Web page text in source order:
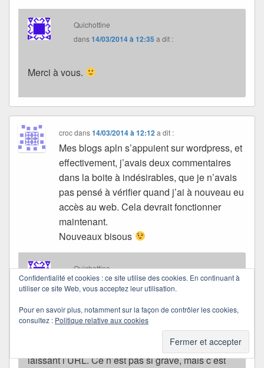
Quichottine
dans14/03/2014 à 12:35 a dit :
Merci à vous.
crocdans14/03/2014 à 12:12 a dit :
Mes blogs apln s’appuient sur wordpress, et
effectivement, j’avais deux commentaires
dans la boite à indésirables, que je n’avais
pas pensé à vérifier quand j’ai à nouveau eu
accès au web. Cela devrait fonctionner
maintenant.
Nouveaux bisous
Quichottine
dans14/03/2014 à 12:36a dit :
Merci d’avoir vérifié.
Je ne sais pas ce qui s’est passé… mais sur
certains blogs je ne peux pas commenter en
laissant l’URL. Ce n’est pas si grave, mais c’est
Confidentialité et cookies : ce site utilise des cookies. En continuant à
utiliser ce site Web, vous acceptez leur utilisation.
Pour en savoir plus, notamment sur la façon de contrôler les cookies,
consultez : Politique relative aux cookies